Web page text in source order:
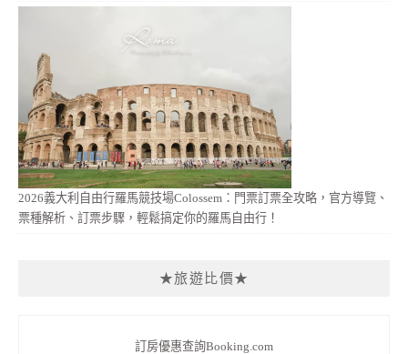
2026義大利自由行羅馬競技場Colossem：門票訂票全攻略，官方導覽、
票種解析、訂票步驟，輕鬆搞定你的羅馬自由行！
★旅遊比價★
訂房優惠查詢Booking.com